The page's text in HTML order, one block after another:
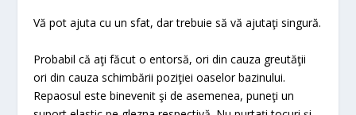
Vă pot ajuta cu un sfat, dar trebuie să vă ajutaţi singură.
Probabil că aţi făcut o entorsă, ori din cauza greutăţii
ori din cauza schimbării poziţiei oaselor bazinului.
Repaosul este binevenit şi de asemenea, puneţi un